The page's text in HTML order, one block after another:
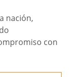
nación,
con